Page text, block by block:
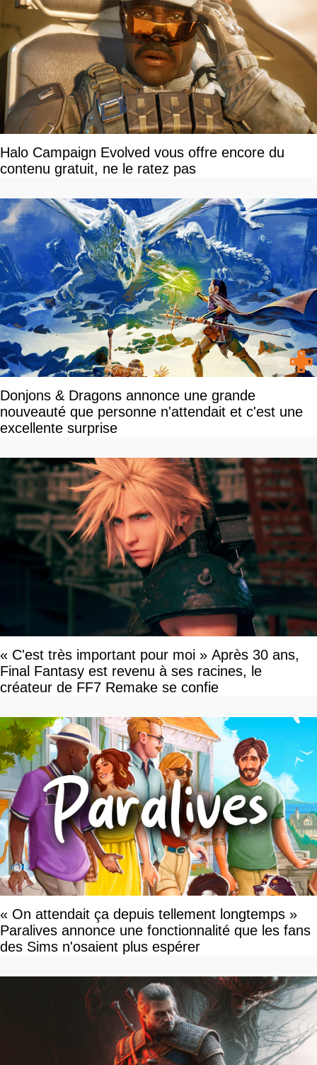
Halo Campaign Evolved vous offre encore du
contenu gratuit, ne le ratez pas
Donjons & Dragons annonce une grande
nouveauté que personne n'attendait et c'est une
excellente surprise
« C'est très important pour moi » Après 30 ans,
Final Fantasy est revenu à ses racines, le
créateur de FF7 Remake se confie
« On attendait ça depuis tellement longtemps »
Paralives annonce une fonctionnalité que les fans
des Sims n'osaient plus espérer